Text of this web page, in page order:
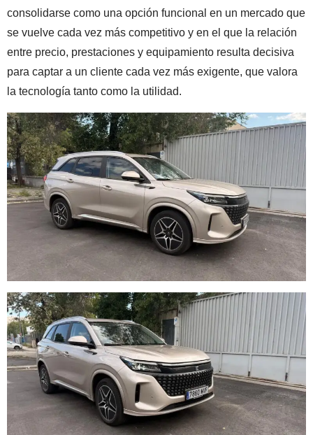
consolidarse como una opción funcional en un mercado que
se vuelve cada vez más competitivo y en el que la relación
entre precio, prestaciones y equipamiento resulta decisiva
para captar a un cliente cada vez más exigente, que valora
la tecnología tanto como la utilidad.